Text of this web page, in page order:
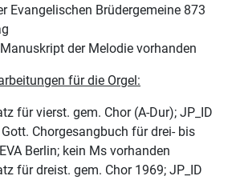
Evangelischen Brüdergemeine 873
der Melodie vorhanden
für die Orgel:
für vierst. gem. Chor (A-Dur); JP_ID
Chorgesangbuch für drei- bis
Berlin; kein Ms vorhanden
für dreist. gem. Chor 1969; JP_ID